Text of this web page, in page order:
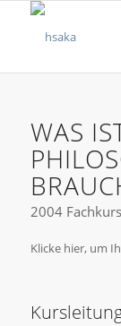
WAS
2004
Klicke hier, um